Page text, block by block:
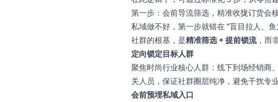
第一步：会前导流筛选，精准收拢订货会
私域做不好，第一步就错在 “盲目拉人、鱼
社群的根基，是精准筛选 + 提前锁流，而
定向锁定目标人群
聚焦时尚行业核心人群：线下到场经销商
关人员，保证社群圈层纯净，避免干扰专业
会前预埋私域入口